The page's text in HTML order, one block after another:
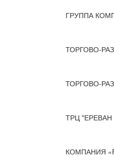
ГРУППА
ТОРГОВО-
ТОРГОВО-
ТРЦ "ЕРЕВАН
КОМПАНИЯ